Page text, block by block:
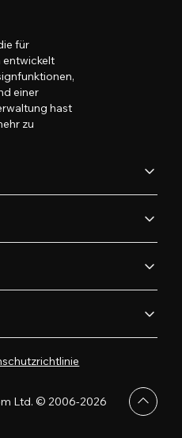
für
entwickelt
einer
hast
zu
Ltd. © 2006-2026